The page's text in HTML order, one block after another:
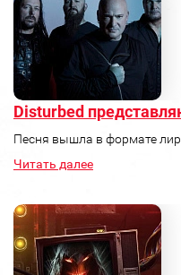
Disturbed
Песня вышла в формате
Читать далее